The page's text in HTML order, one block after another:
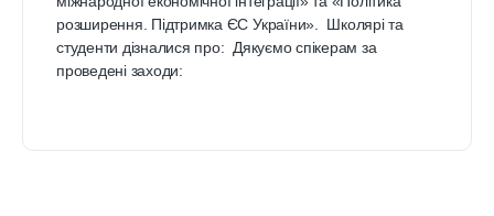
розширення. Підтримка ЄС України». Школярі та
студенти дізналися про: Дякуємо спікерам за
проведені заходи: